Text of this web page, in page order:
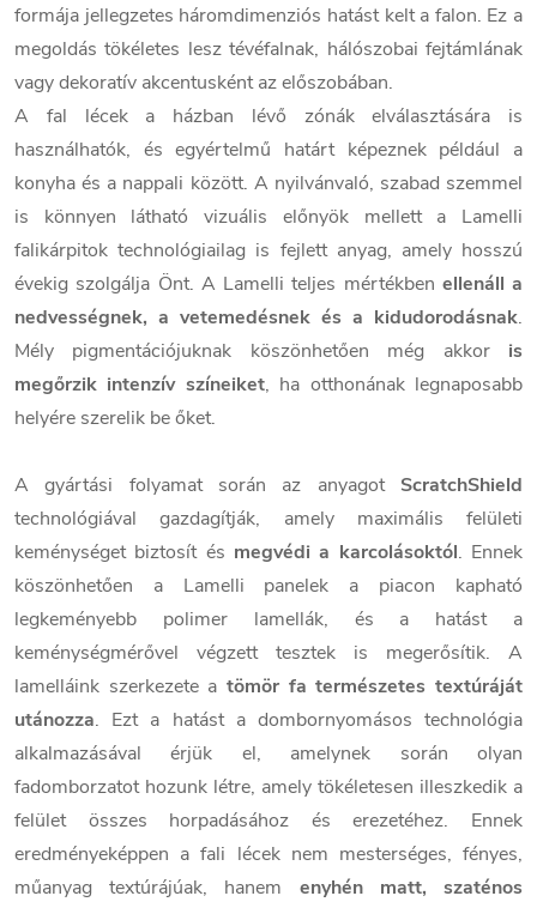
formája jellegzetes háromdimenziós hatást kelt a falon. Ez a
megoldás tökéletes lesz tévéfalnak, hálószobai fejtámlának
vagy dekoratív akcentusként az előszobában.
A fal lécek a házban lévő zónák elválasztására is
használhatók, és egyértelmű határt képeznek például a
konyha és a nappali között. A nyilvánvaló, szabad szemmel
is könnyen látható vizuális előnyök mellett a Lamelli
falikárpitok technológiailag is fejlett anyag, amely hosszú
évekig szolgálja Önt. A Lamelli teljes mértékben ellenáll a
nedvességnek, a vetemedésnek és a kidudorodásnak.
Mély pigmentációjuknak köszönhetően még akkor is
megőrzik intenzív színeiket, ha otthonának legnaposabb
helyére szerelik be őket.
A gyártási folyamat során az anyagot ScratchShield
technológiával gazdagítják, amely maximális felületi
keménységet biztosít és megvédi a karcolásoktól. Ennek
köszönhetően a Lamelli panelek a piacon kapható
legkeményebb polimer lamellák, és a hatást a
keménységmérővel végzett tesztek is megerősítik. A
lamelláink szerkezete a tömör fa természetes textúráját
utánozza. Ezt a hatást a dombornyomásos technológia
alkalmazásával érjük el, amelynek során olyan
fadomborzatot hozunk létre, amely tökéletesen illeszkedik a
felület összes horpadásához és erezetéhez. Ennek
eredményeképpen a fali lécek nem mesterséges, fényes,
műanyag textúrájúak, hanem enyhén matt, szaténos